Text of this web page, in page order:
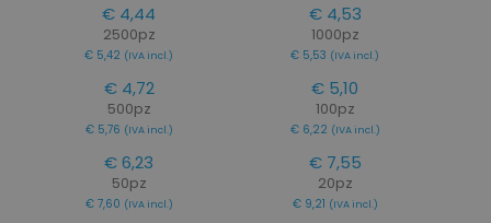
€ 4,44
2500pz
€ 5,42 (IVA incl.)
€ 4,53
1000pz
€ 5,53 (IVA incl.)
€ 4,72
500pz
€ 5,76 (IVA incl.)
€ 5,10
100pz
€ 6,22 (IVA incl.)
€ 6,23
50pz
€ 7,60 (IVA incl.)
€ 7,55
20pz
€ 9,21 (IVA incl.)